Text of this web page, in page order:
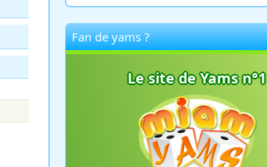
Fan de yams ?
Le site de Yams n°1